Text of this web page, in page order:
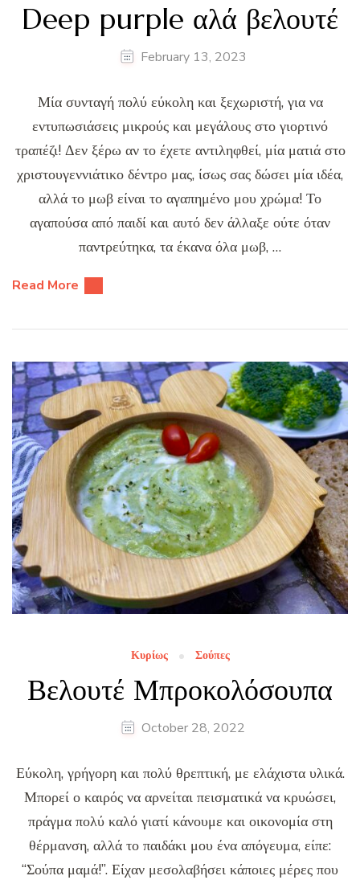
Deep purple αλά βελουτέ
February 13, 2023
Μία συνταγή πολύ εύκολη και ξεχωριστή, για να
εντυπωσιάσεις μικρούς και μεγάλους στο γιορτινό
τραπέζι! Δεν ξέρω αν το έχετε αντιληφθεί, μία ματιά στο
χριστουγεννιάτικο δέντρο μας, ίσως σας δώσει μία ιδέα,
αλλά το μωβ είναι το αγαπημένο μου χρώμα! Το
αγαπούσα από παιδί και αυτό δεν άλλαξε ούτε όταν
παντρεύτηκα, τα έκανα όλα μωβ, …
Read More
Κυρίως Σούπες
Βελουτέ Μπροκολόσουπα
October 28, 2022
Εύκολη, γρήγορη και πολύ θρεπτική, με ελάχιστα υλικά.
Μπορεί ο καιρός να αρνείται πεισματικά να κρυώσει,
πράγμα πολύ καλό γιατί κάνουμε και οικονομία στη
θέρμανση, αλλά το παιδάκι μου ένα απόγευμα, είπε:
“Σούπα μαμά!”. Είχαν μεσολαβήσει κάποιες μέρες που